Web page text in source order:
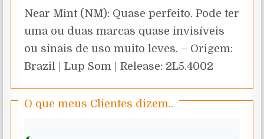
Near Mint (NM): Quase perfeito. Pode ter
uma ou duas marcas quase invisíveis
ou sinais de uso muito leves. – Origem:
Brazil | Lup Som | Release: 2L5.4002
O que meus Clientes dizem..